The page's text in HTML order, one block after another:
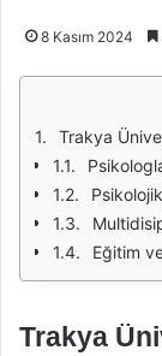
8 Kasım 2024
Trakya Üniversitesi
Eğitim
Trakya